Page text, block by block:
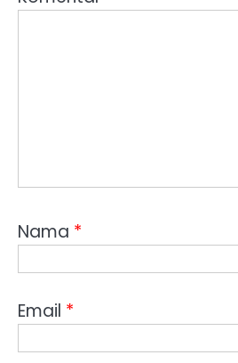
Nama *
Email *